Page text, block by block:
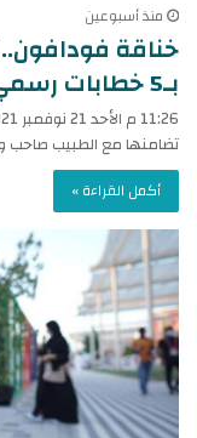
منذ أسبوعين
خناقة فودافون..
بـ5 خطابات رسمي
تضامنها مع الطبيب صاحب
أكمل القراءة »